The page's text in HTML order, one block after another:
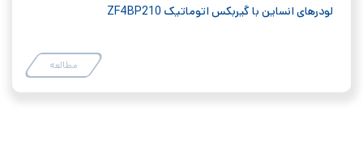
لودرهای انساین با گیربکس اتوماتیک ZF4BP210
مطالعه